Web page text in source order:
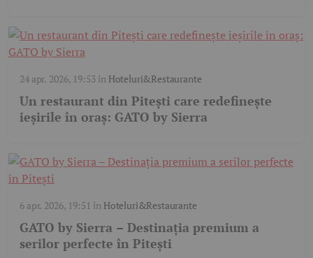
24 apr. 2026, 19:53în Hoteluri&Restaurante
Un restaurant din Pitești care redefinește
ieșirile în oraș: GATO by Sierra
6 apr. 2026, 19:51 în Hoteluri&Restaurante
GATO by Sierra – Destinația premium a
serilor perfecte în Pitești